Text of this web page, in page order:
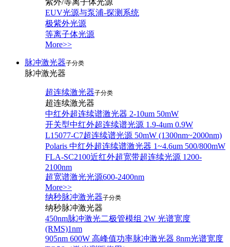
紫外/等离子体光源
EUV光源与泵浦-探测系统
极紫外光源
等离子体光源
More>>
脉冲激光器子分类
脉冲激光器
超连续激光器子分类
超连续激光器
中红外超连续谱激光器 2-10um 50mW
开关型中红外超连续谱光源 1.9-4um 0.9W
L15077-C7超连续谱光源 50mW (1300nm~2000nm)
Polaris 中红外超连续谱激光器 1~4.6um 500/800mW
FLA-SC2100近红外超宽带超连续光源 1200-
2100nm
超宽谱激光光源600-2400nm
More>>
纳秒脉冲激光器子分类
纳秒脉冲激光器
450nm脉冲激光二极管模组 2W 光谱宽度
(RMS)1nm
905nm 600W 高峰值功率脉冲激光器 8nm光谱宽度